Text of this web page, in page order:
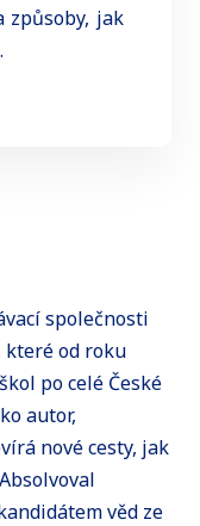
způsoby, jak
společnosti
které od roku
po celé České
autor,
nové cesty, jak
věd ze